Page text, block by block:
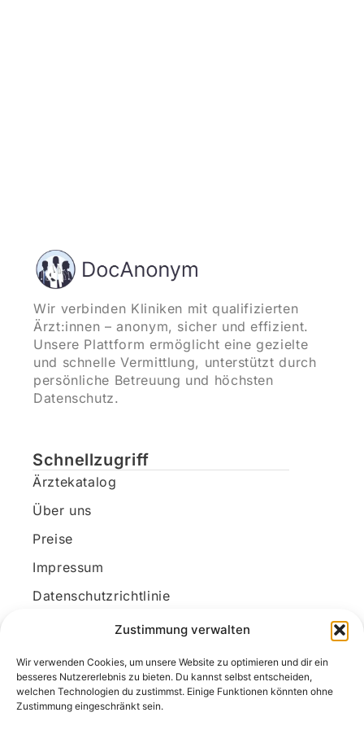
Zustimmung verwalten
Wir verwenden Cookies, um unsere Website zu optimieren und dir ein
besseres Nutzererlebnis zu bieten. Du kannst selbst entscheiden,
welchen Technologien du zustimmst. Einige Funktionen könnten ohne
Zustimmung eingeschränkt sein.
Wir verbinden Kliniken mit qualifizierten
Ärzt:innen – anonym, sicher und effizient.
Unsere Plattform ermöglicht eine gezielte
und schnelle Vermittlung, unterstützt durch
persönliche Betreuung und höchsten
Datenschutz.
Schnellzugriff
Ärztekatalog
Über uns
Preise
Impressum
Datenschutzrichtlinie
Kundenkonto
Unsere Kontaktdaten
E-Mail: kontakt@docanonym.com